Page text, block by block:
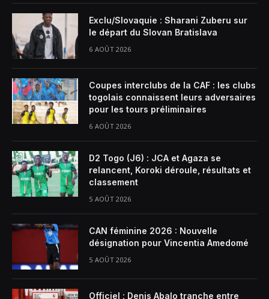
Exclu/Slovaquie : Sharani Zuberu sur
le départ du Slovan Bratislava
6 AOÛT 2026
Coupes interclubs de la CAF : les clubs
togolais connaissent leurs adversaires
pour les tours préliminaires
6 AOÛT 2026
D2 Togo (J6) : JCA et Agaza se
relancent, Koroki déroule, résultats et
classement
5 AOÛT 2026
CAN féminine 2026 : Nouvelle
désignation pour Vincentia Amedomé
5 AOÛT 2026
Officiel : Denis Abalo tranche entre